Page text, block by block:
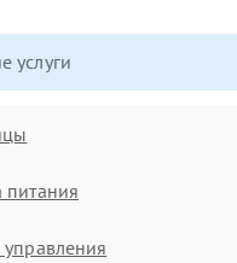
услуги
питания